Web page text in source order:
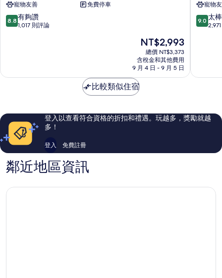
無
詳
酒
店
-
牌
寵物友善
免費停車
8.8
分，
夠
評
論
8.8 有夠讚
1,017 則評論
現
在
價
格
為
NT$2,993
總價 NT$3,373
含稅金和其他費用
9 月 4 日 - 9 月 5 日
寵物
9.0
分，
棒
評
論
9.0 太
比較類似住宿
登入以查看符合資格的折扣和禮遇。玩越多，獎勵就越
多！
登入 免費註冊
鄰近地區資訊